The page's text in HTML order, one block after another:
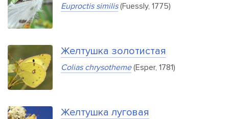
Euproctis similis(Fuessly, 1775)
Желтушка золотистая
Colias chrysotheme(Esper, 1781)
Желтушка луговая